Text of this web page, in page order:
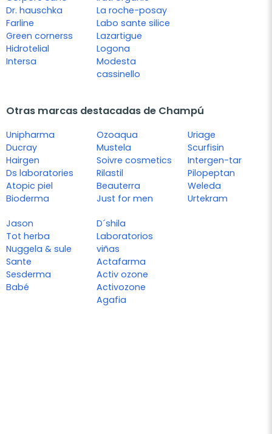
Dr. hauschka
Farline
Green cornerss
Hidrotelial
Intersa
La roche-posay
Labo sante silice
Lazartigue
Logona
Modesta
cassinello
Otras marcas destacadas de Champú
Unipharma
Ducray
Hairgen
Ds laboratories
Atopic piel
Bioderma
Ozoaqua
Mustela
Soivre cosmetics
Rilastil
Beauterra
Just for men
Uriage
Scurfisin
Intergen-tar
Pilopeptan
Weleda
Urtekram
Jason
Tot herba
Nuggela & sule
Sante
Sesderma
Babé
D´shila
Laboratorios
viñas
Actafarma
Activ ozone
Activozone
Agafia